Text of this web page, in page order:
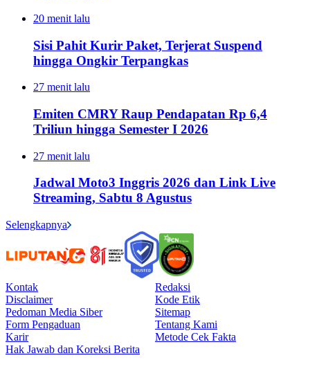
20 menit lalu
Sisi Pahit Kurir Paket, Terjerat Suspend
hingga Ongkir Terpangkas
27 menit lalu
Emiten CMRY Raup Pendapatan Rp 6,4
Triliun hingga Semester I 2026
27 menit lalu
Jadwal Moto3 Inggris 2026 dan Link Live
Streaming, Sabtu 8 Agustus
Selengkapnya
Kontak
Redaksi
Disclaimer
Kode Etik
Pedoman Media Siber
Sitemap
Form Pengaduan
Tentang Kami
Karir
Metode Cek Fakta
Hak Jawab dan Koreksi Berita